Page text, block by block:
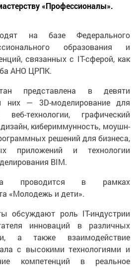
«Профессионалы».
на базе Федерального
образования и
связанных с IT-сферой, как
АНО ЦРПК.
представлена в девяти
них — 3D-моделирование для
технологии, графический
кибериммунность, моушн-
решений для бизнеса,
приложений и технологии
BIM.
проводится в рамках
«Молодежь и дети».
обсуждают роль IT-индустрии
инноваций в различных
а также взаимодействие
с высокими технологиями и
компетенций в реальное